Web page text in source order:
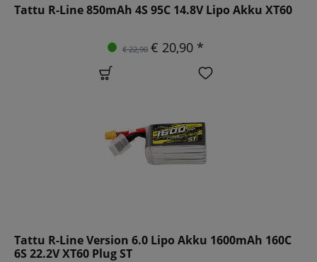
Tattu R-Line 850mAh 4S 95C 14.8V Lipo Akku XT60
€ 22,90 € 20,90 *
Tattu R-Line Version 6.0 Lipo Akku 1600mAh 160C
6S 22.2V XT60 Plug ST